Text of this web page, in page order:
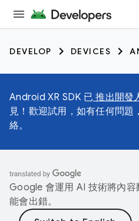
DEVELOP DEVICES
Android XR SDK 已 推出開發
見！歡迎試用，如有任何問題
絡。
Google 會運用 AI 技術將內
能會出錯。